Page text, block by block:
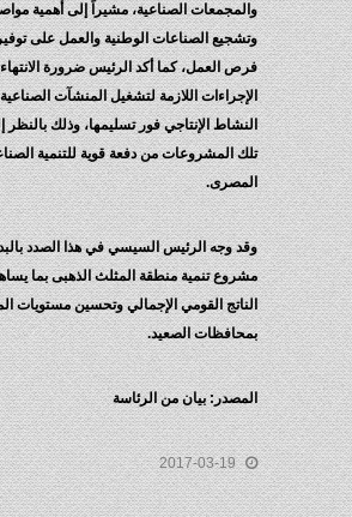
والمجمعات الصناعية، مشيراً إلى أهمية مواصلة تلك الجهود
وتشجيع الصناعات الوطنية والعمل على توفير المزيد من
فرص العمل، كما أكد الرئيس ضرورة الانتهاء من كافة
الإجراءات اللازمة لتشغيل المنشآت الصناعية بحيث يبدأ
النشاط الإنتاجي فور تسليمها، وذلك بالنظر إلى ما ستوفره
تلك المشروعات من دفعة قوية للتنمية الصناعية والاقتصاد
المصرى.
وقد وجه الرئيس السيسي في هذا الصدد بالبدء في تنفيذ
مشروع تنمية منطقة المثلث الذهبى بما يساهم في زيادة
الناتج القومي الإجمالي وتحسين مستويات المعيشة
بمحافظات الصعيد.
المصدر: بيان من الرئاسة
2017-03-19